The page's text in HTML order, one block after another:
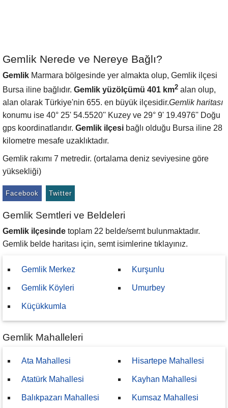
Gemlik Nerede ve Nereye Bağlı?
Gemlik Marmara bölgesinde yer almakta olup, Gemlik ilçesi
Bursa iline bağlıdır. Gemlik yüzölçümü 401 km2 alan olup,
alan olarak Türkiye'nin 655. en büyük ilçesidir.Gemlik haritası
konumu ise 40° 25' 54.5520'' Kuzey ve 29° 9' 19.4976'' Doğu
gps koordinatlarıdır. Gemlik ilçesi bağlı olduğu Bursa iline 28
kilometre mesafe uzaklıktadır.
Gemlik rakımı 7 metredir. (ortalama deniz seviyesine göre
yüksekliği)
Facebook Twitter
Gemlik Semtleri ve Beldeleri
Gemlik ilçesinde toplam 22 belde/semt bulunmaktadır.
Gemlik belde haritası için, semt isimlerine tıklayınız.
Gemlik Merkez
Gemlik Köyleri
Küçükkumla
Kurşunlu
Umurbey
Gemlik Mahalleleri
Ata Mahallesi
Atatürk Mahallesi
Balıkpazarı Mahallesi
Hisartepe Mahallesi
Kayhan Mahallesi
Kumsaz Mahallesi